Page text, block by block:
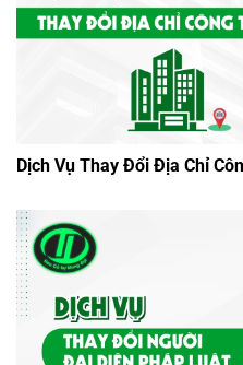
Dịch Vụ Thay Đổi Địa Chỉ